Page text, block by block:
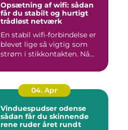
Opsætning af wifi: sådan
får du stabilt og hurtigt
trådløst netværk
En stabil wifi-forbindelse er
blevet lige så vigtig som
strøm i stikkontakten. Nå...
04. Apr
Vinduespudser odense
sådan får du skinnende
rene ruder året rundt